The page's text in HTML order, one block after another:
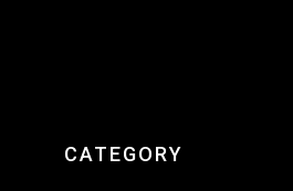
CATEGORY